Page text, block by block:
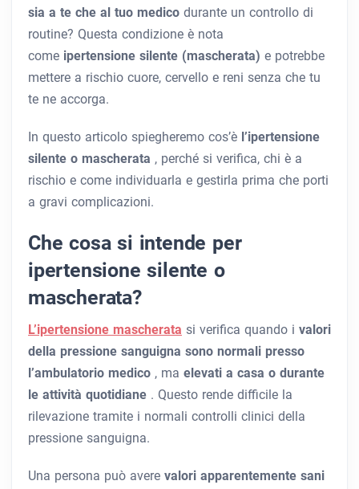
sia a te che al tuo medico durante un controllo di
routine? Questa condizione è nota
come ipertensione silente (mascherata) e potrebbe
mettere a rischio cuore, cervello e reni senza che tu
te ne accorga.
In questo articolo spiegheremo cos’è l’ipertensione
silente o mascherata , perché si verifica, chi è a
rischio e come individuarla e gestirla prima che porti
a gravi complicazioni.
Che cosa si intende per
ipertensione silente o
mascherata?
L’ipertensione mascherata si verifica quando i valori
della pressione sanguigna sono normali presso
l’ambulatorio medico , ma elevati a casa o durante
le attività quotidiane . Questo rende difficile la
rilevazione tramite i normali controlli clinici della
pressione sanguigna.
Una persona può avere valori apparentemente sani